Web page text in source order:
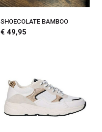
SHOECOLATE BAMBOO
€ 49,95